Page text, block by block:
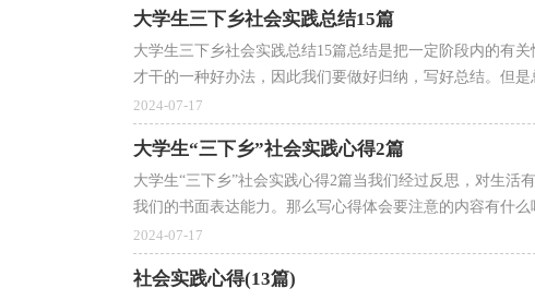
大学生三下乡社会实践总结15篇
大学生三下乡社会实践总结15篇总结是把一定阶段内的有
才干的一种好办法，因此我们要做好归纳，写好总结。但
2024-07-17
大学生“三下乡”社会实践心得2篇
大学生“三下乡”社会实践心得2篇当我们经过反思，对生
我们的书面表达能力。那么写心得体会要注意的内容有什么
2024-07-17
社会实践心得(13篇)